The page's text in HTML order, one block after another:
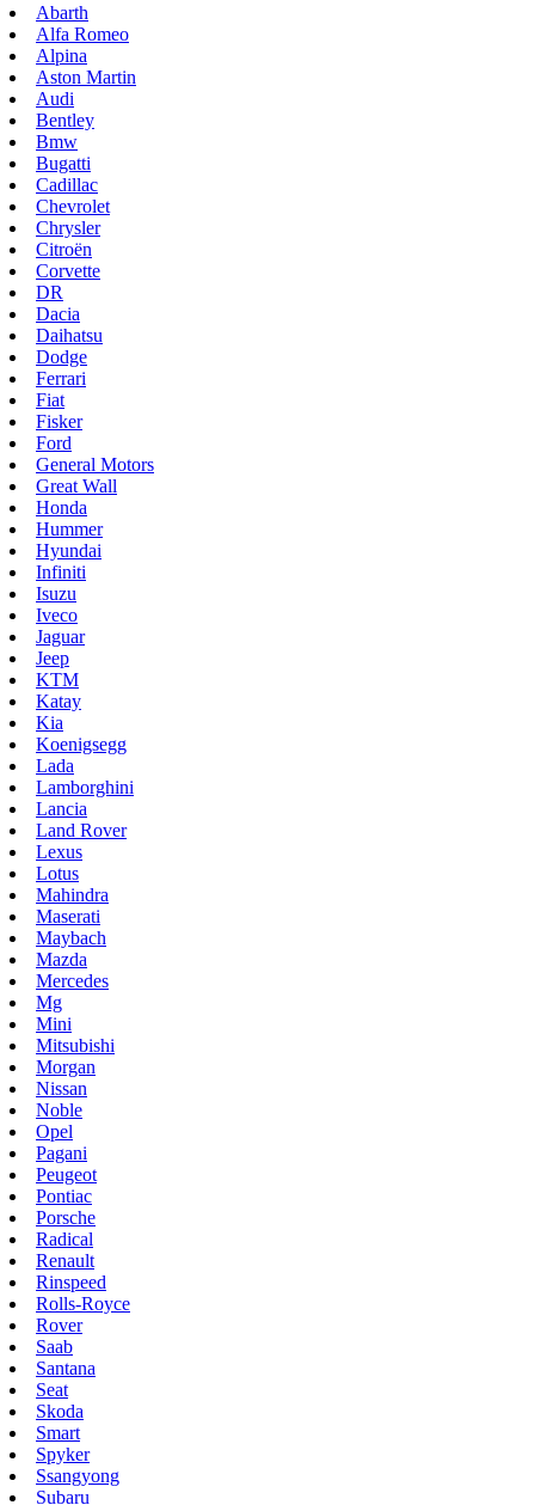
Abarth
Alfa Romeo
Alpina
Aston Martin
Audi
Bentley
Bmw
Bugatti
Cadillac
Chevrolet
Chrysler
Citroën
Corvette
DR
Dacia
Daihatsu
Dodge
Ferrari
Fiat
Fisker
Ford
General Motors
Great Wall
Honda
Hummer
Hyundai
Infiniti
Isuzu
Iveco
Jaguar
Jeep
KTM
Katay
Kia
Koenigsegg
Lada
Lamborghini
Lancia
Land Rover
Lexus
Lotus
Mahindra
Maserati
Maybach
Mazda
Mercedes
Mg
Mini
Mitsubishi
Morgan
Nissan
Noble
Opel
Pagani
Peugeot
Pontiac
Porsche
Radical
Renault
Rinspeed
Rolls-Royce
Rover
Saab
Santana
Seat
Skoda
Smart
Spyker
Ssangyong
Subaru